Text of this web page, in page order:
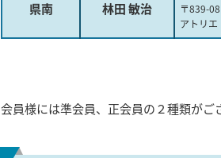
県南 林田 敏治
〒839-
アトリ
会員様には準会員、正会員の２種類がご